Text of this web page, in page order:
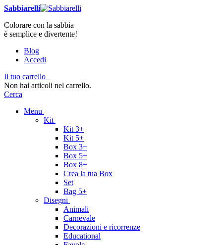
Sabbiarelli
Colorare con la sabbia
è semplice e divertente!
Blog
Accedi
Il tuo carrello
Non hai articoli nel carrello.
Cerca
Menu
Kit
Kit 3+
Kit 5+
Box 3+
Box 5+
Box 8+
Crea la tua Box
Set
Bag 5+
Disegni
Animali
Carnevale
Decorazioni e ricorrenze
Educational